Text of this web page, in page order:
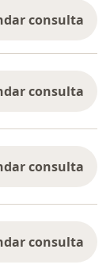
consulta
consulta
consulta
consulta